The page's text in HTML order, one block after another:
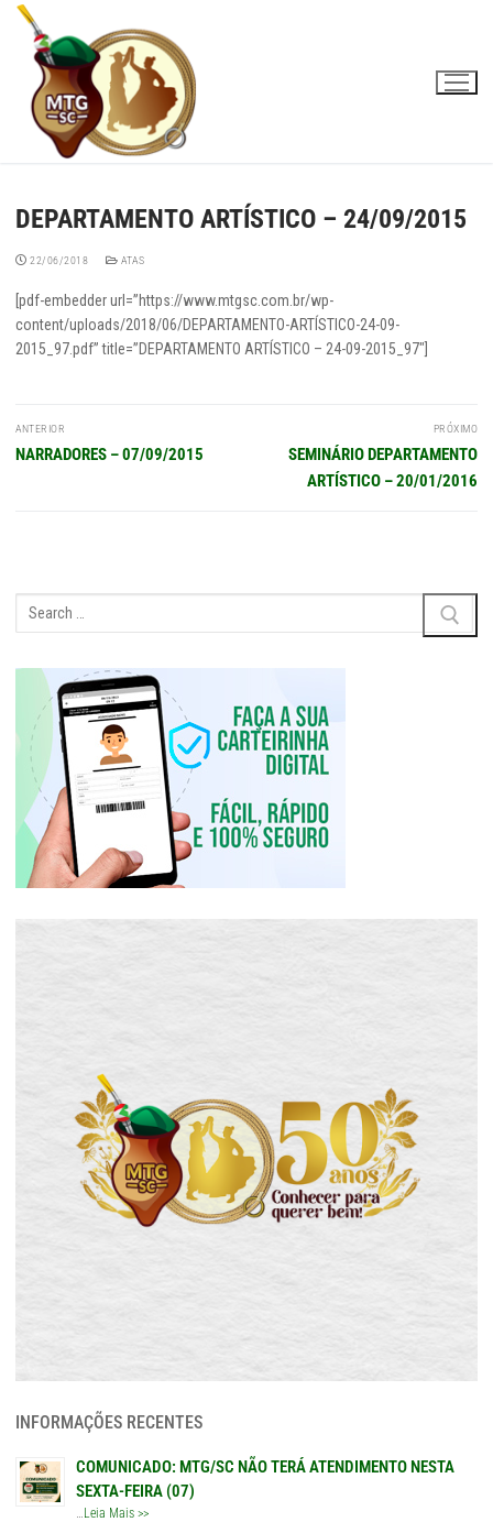
Pular
conteúdo
DEPARTAMENTO ARTÍSTICO – 24/09/2015
22/06/2018 ATAS
[pdf-embedder url=”https://www.mtgsc.com.br/wp-
content/uploads/2018/06/DEPARTAMENTO-ARTÍSTICO-24-09-
2015_97.pdf” title=”DEPARTAMENTO ARTÍSTICO – 24-09-2015_97″]
Navegação
de
ANTERIOR
Post
NARRADORES – 07/09/2015
PRÓXIMO
Próximo
post:
SEMINÁRIO DEPARTAMENTO
ARTÍSTICO – 20/01/2016
Pesquisar
por:
INFORMAÇÕES RECENTES
COMUNICADO: MTG/SC NÃO TERÁ ATENDIMENTO NESTA
SEXTA-FEIRA (07)
Leia Mais >>